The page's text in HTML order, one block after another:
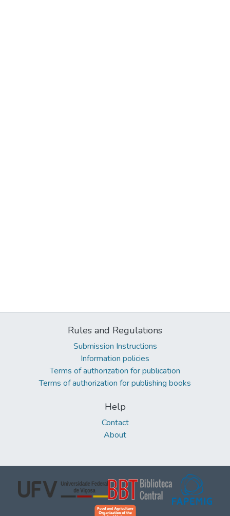
Rules and Regulations
Submission Instructions
Information policies
Terms of authorization for publication
Terms of authorization for publishing books
Help
Contact
About